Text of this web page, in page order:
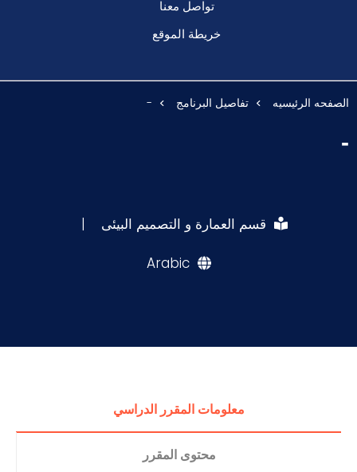
تواصل معنا
خريطة الموقع
الصفحه الرئيسيه تفاصيل البرنامج -
-
قسم العمارة و التصميم البيئى |
Arabic
معلومات المقرر الدراسي
محتوى المقرر